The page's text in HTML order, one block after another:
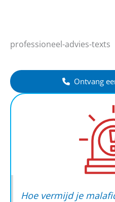
professioneel-advies-texts
Ontvang
Hoe vermijd je